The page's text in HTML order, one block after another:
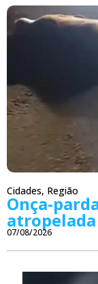
Cidades, Região
Onça-
07/08/2026